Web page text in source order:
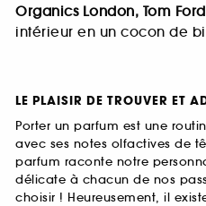
Organics London, Tom Ford
intérieur en un cocon de
LE PLAISIR DE TROUVER ET
Porter un parfum est une
avec ses notes olfactives de
parfum raconte notre
délicate à chacun de nos
choisir ! Heureusement, il